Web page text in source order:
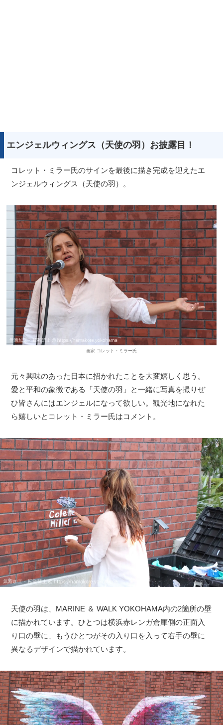
エンジェルウィングス（天使の羽）お披露目！
コレット・ミラー氏のサインを最後に描き完成を迎えたエ
ンジェルウィングス（天使の羽）。
画家 コレット・ミラー氏
元々興味のあった日本に招かれたことを大変嬉しく思う。
愛と平和の象徴である「天使の羽」と一緒に写真を撮りぜ
ひ皆さんにはエンジェルになって欲しい。観光地になれた
ら嬉しいとコレット・ミラー氏はコメント。
天使の羽は、MARINE ＆ WALK YOKOHAMA内の2箇所の壁
に描かれています。ひとつは横浜赤レンガ倉庫側の正面入
り口の壁に、もうひとつがその入り口を入って右手の壁に
異なるデザインで描かれています。